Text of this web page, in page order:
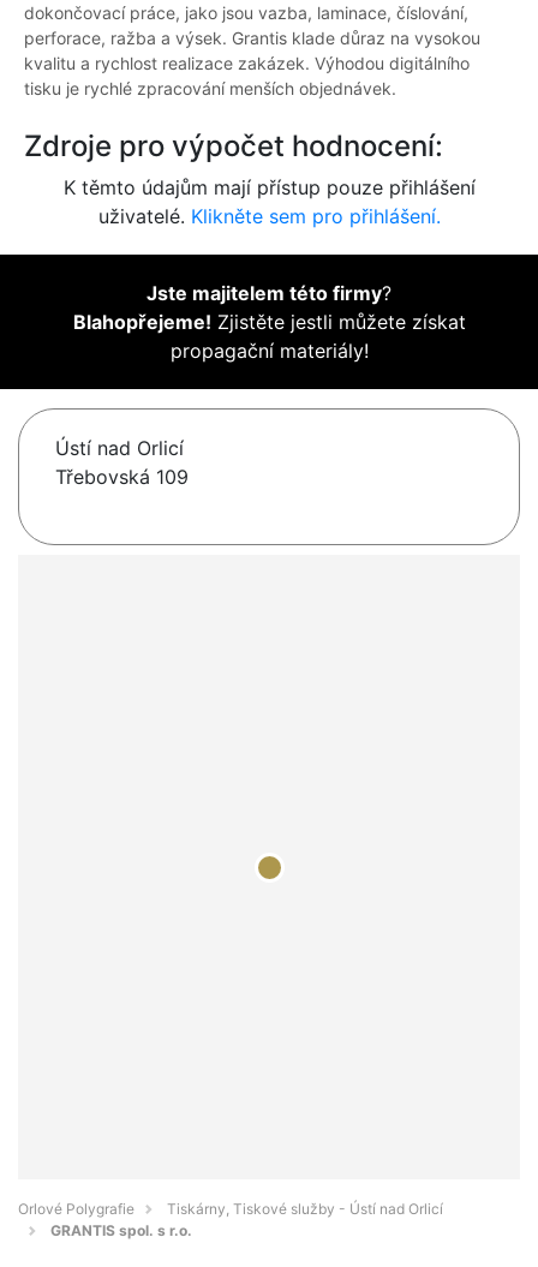
dokončovací práce, jako jsou vazba, laminace, číslování,
perforace, ražba a výsek. Grantis klade důraz na vysokou
kvalitu a rychlost realizace zakázek. Výhodou digitálního
tisku je rychlé zpracování menších objednávek.
Zdroje pro výpočet hodnocení:
K těmto údajům mají přístup pouze přihlášení
uživatelé. Klikněte sem pro přihlášení.
Jste majitelem této firmy?
Blahopřejeme! Zjistěte jestli můžete získat
propagační materiály!
Ústí nad Orlicí
Třebovská 109
Orlové Polygrafie
Tiskárny, Tiskové služby - Ústí nad Orlicí
GRANTIS spol. s r.o.